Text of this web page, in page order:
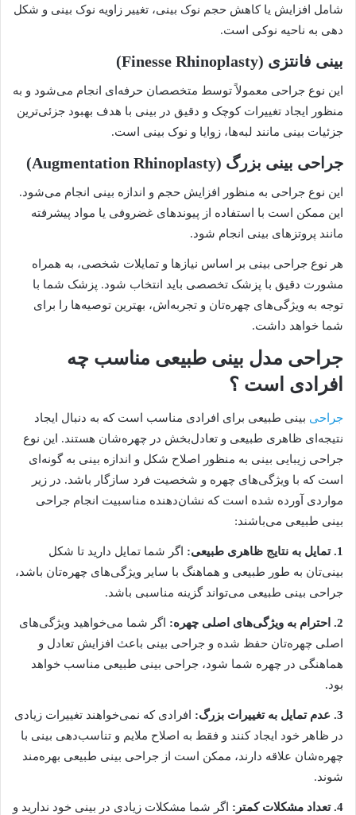
شامل افزایش یا کاهش حجم نوک بینی، تغییر زاویه نوک بینی و شکل
دهی به ناحیه نوکی است.
بینی فانتزی (Finesse Rhinoplasty)
این نوع جراحی معمولاً توسط متخصصان حرفه‌ای انجام می‌شود و به
منظور ایجاد تغییرات کوچک و دقیق در بینی با هدف بهبود جزئی‌ترین
جزئیات بینی مانند لبه‌ها، زوایا و نوک بینی است.
جراحی بینی بزرگ (Augmentation Rhinoplasty)
این نوع جراحی به منظور افزایش حجم و اندازه بینی انجام می‌شود.
این ممکن است با استفاده از پیوند‌های غضروفی یا مواد پیشرفته
مانند پروتزهای بینی انجام شود.
هر نوع جراحی بینی بر اساس نیازها و تمایلات شخصی، به همراه
مشورت دقیق با پزشک تخصصی باید انتخاب شود. پزشک شما با
توجه به ویژگی‌های چهره‌تان و تجربه‌اش، بهترین توصیه‌ها را برای
شما خواهد داشت.
جراحی مدل بینی طبیعی مناسب چه
افرادی است ؟
جراحی بینی طبیعی برای افرادی مناسب است که به دنبال ایجاد
نتیجه‌ای ظاهری طبیعی و تعادل‌بخش در چهره‌شان هستند. این نوع
جراحی زیبایی بینی به منظور اصلاح شکل و اندازه بینی به گونه‌ای
است که با ویژگی‌های چهره و شخصیت فرد سازگار باشد. در زیر
مواردی آورده شده است که نشان‌دهنده مناسبیت انجام جراحی
بینی طبیعی می‌باشند:
1. تمایل به نتایج ظاهری طبیعی:
اگر شما تمایل دارید تا شکل
بینی‌تان به طور طبیعی و هماهنگ با سایر ویژگی‌های چهره‌تان باشد،
جراحی بینی طبیعی می‌تواند گزینه مناسبی باشد.
2. احترام به ویژگی‌های اصلی چهره:
اگر شما می‌خواهید ویژگی‌های
اصلی چهره‌تان حفظ شده و جراحی بینی باعث افزایش تعادل و
هماهنگی در چهره شما شود، جراحی بینی طبیعی مناسب خواهد
بود.
3. عدم تمایل به تغییرات بزرگ:
افرادی که نمی‌خواهند تغییرات زیادی
در ظاهر خود ایجاد کنند و فقط به اصلاح ملایم و تناسب‌دهی بینی با
چهره‌شان علاقه دارند، ممکن است از جراحی بینی طبیعی بهره‌مند
شوند.
4. تعداد مشکلات کمتر:
اگر شما مشکلات زیادی در بینی خود ندارید و